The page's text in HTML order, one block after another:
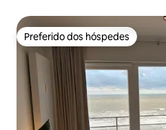
Preferido dos hóspedes
Preferido dos hóspedes